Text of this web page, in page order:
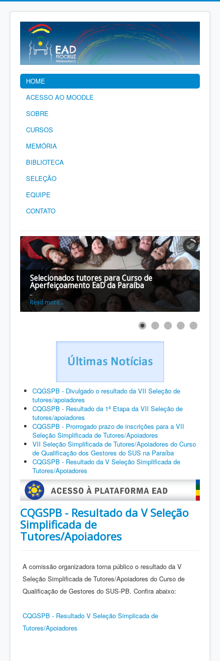
HOME
ACESSO AO MOODLE
SOBRE
CURSOS
MEMÓRIA
BIBLIOTECA
SELEÇÃO
EQUIPE
CONTATO
Selecionados tutores para Curso de
Aperfeiçoamento EaD da Paraíba
...
Read more...
CQGSPB - Divulgado o resultado da VII Seleção de
tutores/apoiadores
CQGSPB - Resultado da 1ª Etapa da VII Seleção de
tutores/apoiadores
CQGSPB - Prorrogado prazo de inscrições para a VII
Seleção Simplificada de Tutores/Apoiadores
VII Seleção Simplificada de Tutores/Apoiadores do Curso
de Qualificação dos Gestores do SUS na Paraíba
CQGSPB - Resultado da V Seleção Simplificada de
Tutores/Apoiadores
CQGSPB - Resultado da V Seleção
Simplificada de
Tutores/Apoiadores
A comissão organizadora torna público o resultado da V
Seleção Simplificada de Tutores/Apoiadores do Curso de
Qualificação de Gestores do SUS-PB. Confira abaixo:
CQGSPB - Resultado V Seleção Simplicada de
Tutores/Apoiadores